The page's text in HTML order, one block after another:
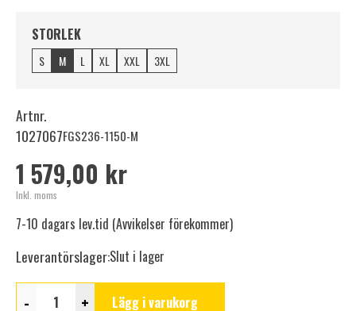
STORLEK
S M L XL XXL 3XL
Artnr.
1027067FGS236-1150-M
1 579,00 kr
Inkl. moms
7-10 dagars lev.tid (Avvikelser förekommer)
Leverantörslager:Slut i lager
- + Lägg i varukorg